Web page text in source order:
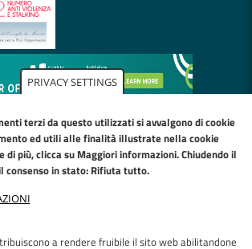
PRIVACY SETTINGS
terzi da questo utilizzati si avvalgono di cookie
ed utili alle finalità illustrate nellacookie
di più, clicca su Maggiori informazioni. Chiudendo il
consenso in stato: Rifiuta tutto.
a rendere fruibile il sito web abilitandone
Restiamo in contatto